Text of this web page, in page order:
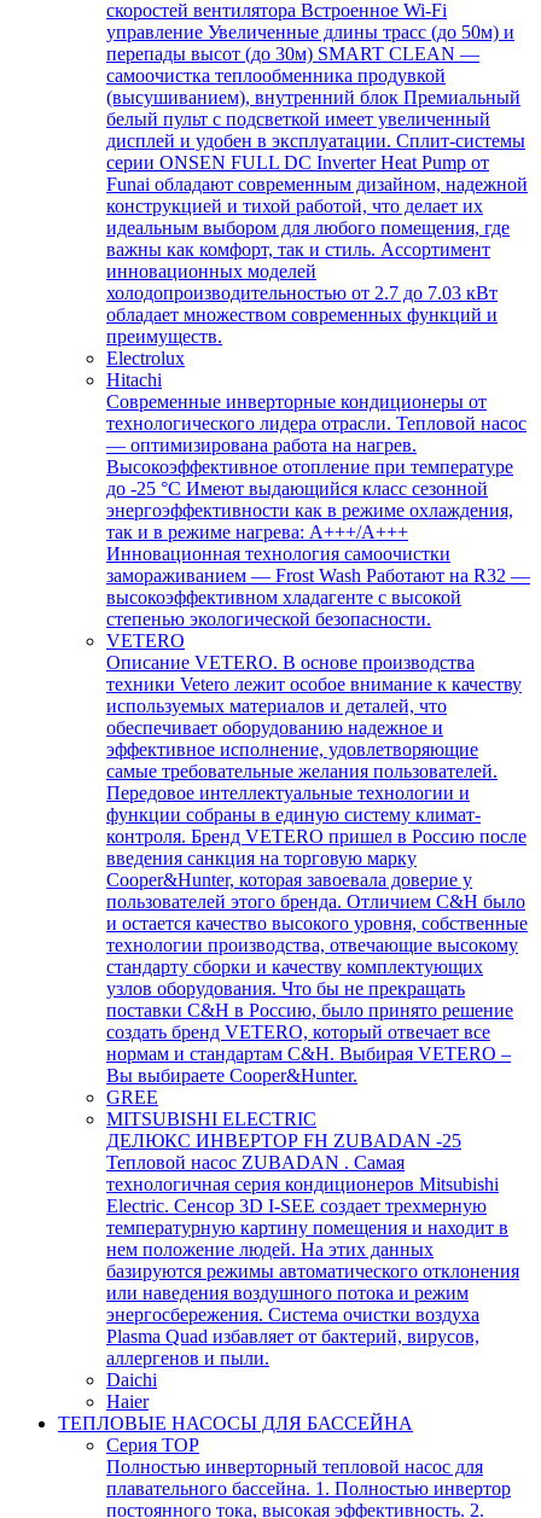
скоростей вентилятора Встроенное Wi-Fi
управление Увеличенные длины трасс (до 50м) и
перепады высот (до 30м) SMART CLEAN —
самоочистка теплообменника продувкой
(высушиванием), внутренний блок Премиальный
белый пульт с подсветкой имеет увеличенный
дисплей и удобен в эксплуатации. Сплит-системы
серии ONSEN FULL DC Inverter Heat Pump от
Funai обладают современным дизайном, надежной
конструкцией и тихой работой, что делает их
идеальным выбором для любого помещения, где
важны как комфорт, так и стиль. Ассортимент
инновационных моделей
холодопроизводительностью от 2.7 до 7.03 кВт
обладает множеством современных функций и
преимуществ.
Electrolux
Hitachi
Современные инверторные кондиционеры от
технологического лидера отрасли. Тепловой насос
— оптимизирована работа на нагрев.
Высокоэффективное отопление при температуре
до -25 °С Имеют выдающийся класс сезонной
энергоэффективности как в режиме охлаждения,
так и в режиме нагрева: А+++/A+++
Инновационная технология самоочистки
замораживанием — Frost Wash Работают на R32 —
высокоэффективном хладагенте с высокой
степенью экологической безопасности.
VETERO
Описание VETERO. В основе производства
техники Vetero лежит особое внимание к качеству
используемых материалов и деталей, что
обеспечивает оборудованию надежное и
эффективное исполнение, удовлетворяющие
самые требовательные желания пользователей.
Передовое интеллектуальные технологии и
функции собраны в единую систему климат-
контроля. Бренд VETERO пришел в Россию после
введения санкция на торговую марку
Cooper&Hunter, которая завоевала доверие у
пользователей этого бренда. Отличием C&H было
и остается качество высокого уровня, собственные
технологии производства, отвечающие высокому
стандарту сборки и качеству комплектующих
узлов оборудования. Что бы не прекращать
поставки C&H в Россию, было принято решение
создать бренд VETERO, который отвечает все
нормам и стандартам C&H. Выбирая VETERO –
Вы выбираете Cooper&Hunter.
GREE
MITSUBISHI ELECTRIC
ДЕЛЮКС ИНВЕРТОР FH ZUBADAN -25
Тепловой насос ZUBADAN . Самая
технологичная серия кондиционеров Mitsubishi
Electric. Сенсор 3D I-SEE создает трехмерную
температурную картину помещения и находит в
нем положение людей. На этих данных
базируются режимы автоматического отклонения
или наведения воздушного потока и режим
энергосбережения. Система очистки воздуха
Plasma Quad избавляет от бактерий, вирусов,
аллергенов и пыли.
Daichi
Haier
ТЕПЛОВЫЕ НАСОСЫ ДЛЯ БАССЕЙНА
Серия TOP
Полностью инверторный тепловой насос для
плавательного бассейна. 1. Полностью инвертор
постоянного тока, высокая эффективность. 2.